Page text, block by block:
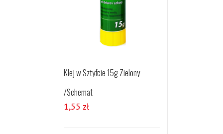
Klej w Sztyfcie 15g Zielony
/Schemat
1,55 zł